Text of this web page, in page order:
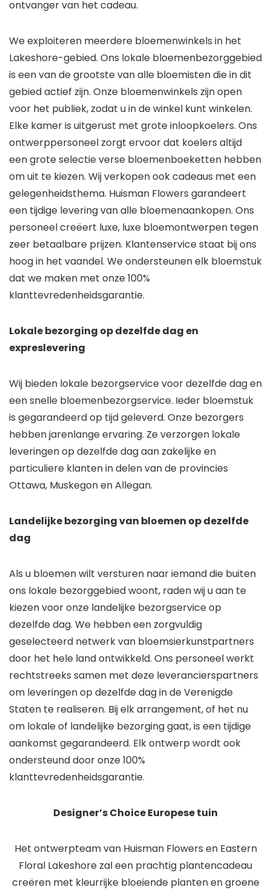
ontvanger van het cadeau.
We exploiteren meerdere bloemenwinkels in het
Lakeshore-gebied. Ons lokale bloemenbezorggebied
is een van de grootste van alle bloemisten die in dit
gebied actief zijn. Onze bloemenwinkels zijn open
voor het publiek, zodat u in de winkel kunt winkelen.
Elke kamer is uitgerust met grote inloopkoelers. Ons
ontwerppersoneel zorgt ervoor dat koelers altijd
een grote selectie verse bloemenboeketten hebben
om uit te kiezen. Wij verkopen ook cadeaus met een
gelegenheidsthema. Huisman Flowers garandeert
een tijdige levering van alle bloemenaankopen. Ons
personeel creëert luxe, luxe bloemontwerpen tegen
zeer betaalbare prijzen. Klantenservice staat bij ons
hoog in het vaandel. We ondersteunen elk bloemstuk
dat we maken met onze 100%
klanttevredenheidsgarantie.
Lokale bezorging op dezelfde dag en
expreslevering
Wij bieden lokale bezorgservice voor dezelfde dag en
een snelle bloemenbezorgservice. Ieder bloemstuk
is gegarandeerd op tijd geleverd. Onze bezorgers
hebben jarenlange ervaring. Ze verzorgen lokale
leveringen op dezelfde dag aan zakelijke en
particuliere klanten in delen van de provincies
Ottawa, Muskegon en Allegan.
Landelijke bezorging van bloemen op dezelfde
dag
Als u bloemen wilt versturen naar iemand die buiten
ons lokale bezorggebied woont, raden wij u aan te
kiezen voor onze landelijke bezorgservice op
dezelfde dag. We hebben een zorgvuldig
geselecteerd netwerk van bloemsierkunstpartners
door het hele land ontwikkeld. Ons personeel werkt
rechtstreeks samen met deze leverancierspartners
om leveringen op dezelfde dag in de Verenigde
Staten te realiseren. Bij elk arrangement, of het nu
om lokale of landelijke bezorging gaat, is een tijdige
aankomst gegarandeerd. Elk ontwerp wordt ook
ondersteund door onze 100%
klanttevredenheidsgarantie.
Designer’s Choice Europese tuin
Het ontwerpteam van Huisman Flowers en Eastern
Floral Lakeshore zal een prachtig plantencadeau
creëren met kleurrijke bloeiende planten en groene